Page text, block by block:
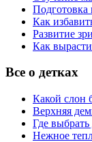
Подготовка
Как
Развитие
Как
Все о детках
Какой слон
Верхняя
Где
Нежное